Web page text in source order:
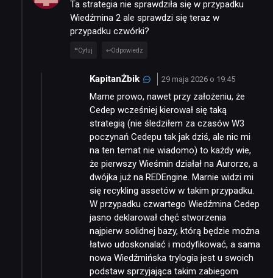
Ta strategia nie sprawdziła się w przypadku
Wiedźmina 2 ale sprawdzi się teraz w
przypadku czwórki?
Cytuj Odpowiedz
KapitanŻbik 29 maja 2026 o 19:45
Marne prowo, nawet przy założeniu, że
Cedep wcześniej kierował się taką
strategią (nie śledziłem za czasów W3
poczynań Cedepu tak jak dziś, ale nic mi
na ten temat nie wiadomo) to każdy wie,
że pierwszy Wieśmin działał na Aurorze, a
dwójka już na REDEngine. Marnie widzi mi
się recykling assetów w takim przypadku.
W przypadku czwartego Wiedźmina Cedep
jasno deklarował chęć stworzenia
najpierw solidnej bazy, którą będzie można
łatwo udoskonalać i modyfikować, a sama
nowa Wiedźmińska trylogia jest u swoich
podstaw sprzyjająca takim zabiegom